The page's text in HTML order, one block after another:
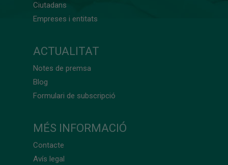
Ciutadans
Empreses i entitats
ACTUALITAT
Notes de premsa
Blog
Formulari de subscripció
MÉS INFORMACIÓ
Contacte
Avís legal